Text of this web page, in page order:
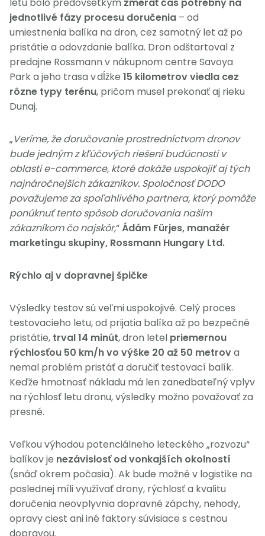
letu bolo predovšetkým zmerať čas potrebný na
jednotlivé fázy procesu doručenia – od
umiestnenia balíka na dron, cez samotný let až po
pristátie a odovzdanie balíka. Dron odštartoval z
predajne Rossmann v nákupnom centre Savoya
Park a jeho trasa v dĺžke 15 kilometrov viedla cez
rôzne typy terénu, pričom musel prekonať aj rieku
Dunaj.
„Veríme, že doručovanie prostredníctvom dronov
bude jedným z kľúčových riešení budúcnosti v
oblasti e-commerce, ktoré dokáže uspokojiť aj tých
najnáročnejších zákazníkov. Spoločnosť DODO
považujeme za spoľahlivého partnera, ktorý pomôže
ponúknuť tento spôsob doručovania našim
zákazníkom čo najskôr,“Ádám Fürjes, manažér
marketingu skupiny, Rossmann Hungary Ltd.
Rýchlo aj v dopravnej špičke
Výsledky testov sú veľmi uspokojivé. Celý proces
testovacieho letu, od prijatia balíka až po bezpečné
pristátie, trval 14 minút, dron letel priemernou
rýchlosťou 50 km/h vo výške 20 až 50 metrova
nemal problém pristáť a doručiť testovací balík.
Keďže hmotnosť nákladu má len zanedbateľný vplyv
na rýchlosť letu dronu, výsledky možno považovať za
presné.
Veľkou výhodou potenciálneho leteckého „rozvozu“
balíkov je nezávislosť od vonkajších okolností
(snáď okrem počasia). Ak bude možné v logistike na
poslednej míli využívať drony, rýchlosť a kvalitu
doručenia neovplyvnia dopravné zápchy, nehody,
opravy ciest ani iné faktory súvisiace s cestnou